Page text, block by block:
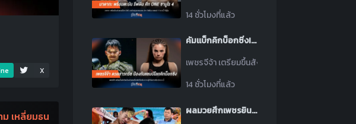
X
ม เหลี่ยมธน
14 ชั่วโมงที่แล้ว
คัมแบ็กคิกบ็อกซิ่ง! เพชรจีจ้า ป้องบัลลังก์รับมือ ปริฟตี ยอดมวยกรีก
เพชรจีจ้า เตรียมขึ้นสังเวียนป้องกันแชมป์โลกคิกบ็
14 ชั่วโมงที่แล้ว
ผลมวยศึกเพชรยินดี ประจำวันพฤหัสบดีที่ 6 สิงหาคม 2569